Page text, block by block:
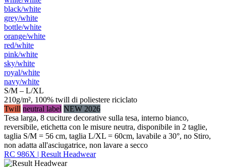
black/​white
grey/​white
bottle/​white
orange/​white
red/​white
pink/​white
sky/​white
royal/​white
navy/​white
S/M – L/XL
210g/m², 100% twill di poliestere riciclato
Twill neutral label NEW 2026
Tesa larga, 8 cuciture decorative sulla tesa, interno bianco,
reversibile, etichetta con le misure neutra, disponibile in 2 taglie,
taglia S/M = 56 cm, taglia L/XL = 60cm, lavabile a 30°, no Stiro,
non adatta all'asciugatrice, non lavare a secco
RC 986X | Result Headwear